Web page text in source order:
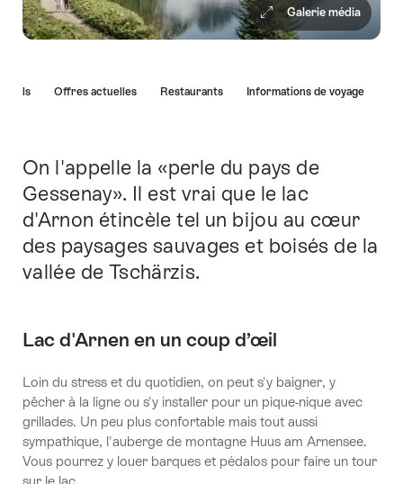
Galerie média
directement
points
forts
sur
page.
Offres actuelles Restaurants Informations de voyage
Introduction
On l'appelle la «perle du pays de
Gessenay». Il est vrai que le lac
d'Arnon étincèle tel un bijou au cœur
des paysages sauvages et boisés de la
vallée de Tschärzis.
Lac d'Arnen en un coup d’œil
Loin du stress et du quotidien, on peut s'y baigner, y
pêcher à la ligne ou s'y installer pour un pique-nique avec
grillades. Un peu plus confortable mais tout aussi
sympathique, l'auberge de montagne Huus am Arnensee.
Vous pourrez y louer barques et pédalos pour faire un tour